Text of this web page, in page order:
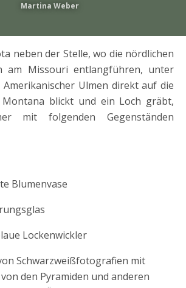
Martina Weber
neben der Stelle, wo die nördlichen
am Missouri entlangführen, unter
Ulmen direkt auf die
blickt und ein Loch gräbt,
mit folgenden Gegenständen
Blumenvase
Lockenwickler
Schwarzweißfotografien mit
den Pyramiden und anderen